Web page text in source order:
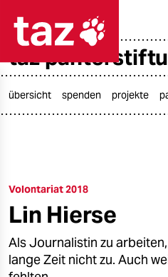
taz zahl
öko
gesellschaft
kultur
taz
übersicht spenden projekte
Volontariat 2018
Lin Hierse
Als Journalistin zu
lange Zeit nicht zu. Auch